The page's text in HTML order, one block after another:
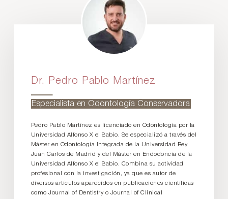
Dr. Pedro Pablo Martínez
Especialista en Odontología Conservadora
Pedro Pablo Martínez es licenciado en Odontología por la
Universidad Alfonso X el Sabio. Se especializó a través del
Máster en Odontología Integrada de la Universidad Rey
Juan Carlos de Madrid y del Máster en Endodoncia de la
Universidad Alfonso X el Sabio. Combina su actividad
profesional con la investigación, ya que es autor de
diversos artículos aparecidos en publicaciones científicas
como Journal of Dentistry o Journal of Clinical